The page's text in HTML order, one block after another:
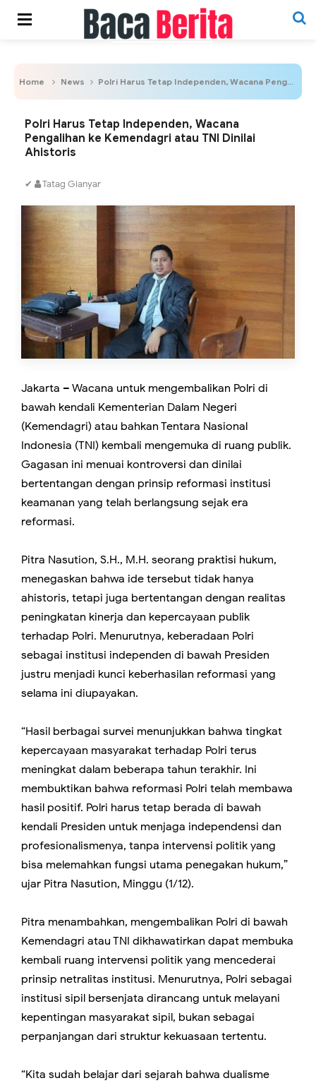
Home News Polri Harus Tetap Independen, Wacana Pengalihan ke Kemendagri atau TNI Dinilai Ahistoris
Polri Harus Tetap Independen, Wacana
Pengalihan ke Kemendagri atau TNI Dinilai
Ahistoris
✔ Tatag Gianyar
Jakarta – Wacana untuk mengembalikan Polri di
bawah kendali Kementerian Dalam Negeri
(Kemendagri) atau bahkan Tentara Nasional
Indonesia (TNI) kembali mengemuka di ruang publik.
Gagasan ini menuai kontroversi dan dinilai
bertentangan dengan prinsip reformasi institusi
keamanan yang telah berlangsung sejak era
reformasi.
Pitra Nasution, S.H., M.H. seorang praktisi hukum,
menegaskan bahwa ide tersebut tidak hanya
ahistoris, tetapi juga bertentangan dengan realitas
peningkatan kinerja dan kepercayaan publik
terhadap Polri. Menurutnya, keberadaan Polri
sebagai institusi independen di bawah Presiden
justru menjadi kunci keberhasilan reformasi yang
selama ini diupayakan.
“Hasil berbagai survei menunjukkan bahwa tingkat
kepercayaan masyarakat terhadap Polri terus
meningkat dalam beberapa tahun terakhir. Ini
membuktikan bahwa reformasi Polri telah membawa
hasil positif. Polri harus tetap berada di bawah
kendali Presiden untuk menjaga independensi dan
profesionalismenya, tanpa intervensi politik yang
bisa melemahkan fungsi utama penegakan hukum,”
ujar Pitra Nasution, Minggu (1/12).
Pitra menambahkan, mengembalikan Polri di bawah
Kemendagri atau TNI dikhawatirkan dapat membuka
kembali ruang intervensi politik yang mencederai
prinsip netralitas institusi. Menurutnya, Polri sebagai
institusi sipil bersenjata dirancang untuk melayani
kepentingan masyarakat sipil, bukan sebagai
perpanjangan dari struktur kekuasaan tertentu.
“Kita sudah belajar dari sejarah bahwa dualisme